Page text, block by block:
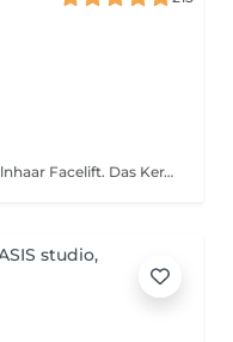
Keratin Behandlung eine Anti-kräuselnhaar Facelift. Das Keratin System regeneriert sehr beschädigtes Haar, spüren sie die Energie und das Gefühl eines neuen Haares, glänzend und stark erholt. Es erleichtert die Glättung durch seine reduzierte Laufzeit und schützt das Haar gegen Umwelt Feuchtigkeit und verleiht ihnen ein wasserdichtes Effekt. Diese Behandlung ermöglicht eine erstaunliche Erholung der natürlichen Feuchtigkeit, Glanz und Geschmeidigkeit. Es steuert das Volumen und hilft ihr Haar länger glatt zu halten. Es enthält 0% Paraben Sulfate.